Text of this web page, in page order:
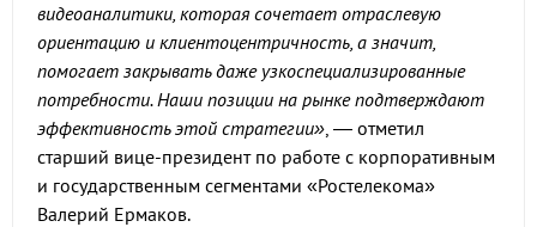
видеоаналитики, которая сочетает отраслевую
ориентацию и клиентоцентричность, а значит,
помогает закрывать даже узкоспециализированные
потребности. Наши позиции на рынке подтверждают
эффективность этой стратегии», — отметил
старший вице-президент по работе с корпоративным
и государственным сегментами «Ростелекома»
Валерий Ермаков.